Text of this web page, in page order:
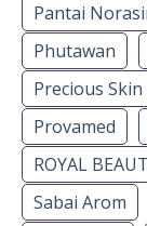
Pantai
Phutawan
Precious
Provamed
ROYAL
Sabai Arom